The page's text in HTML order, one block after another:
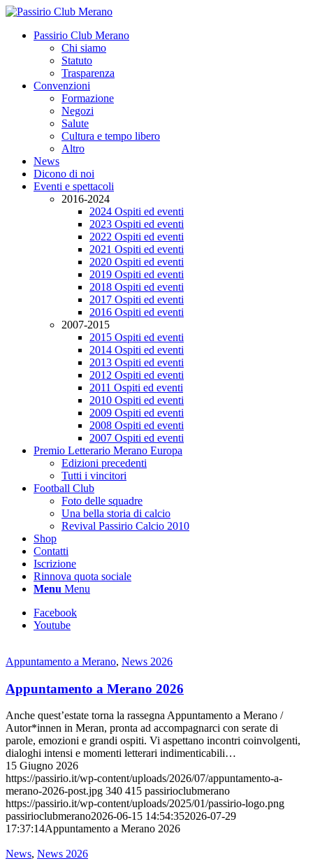
Passirio Club Merano
Chi siamo
Statuto
Trasparenza
Convenzioni
Formazione
Negozi
Salute
Cultura e tempo libero
Altro
News
Dicono di noi
Eventi e spettacoli
2016-2024
2024 Ospiti ed eventi
2023 Ospiti ed eventi
2022 Ospiti ed eventi
2021 Ospiti ed eventi
2020 Ospiti ed eventi
2019 Ospiti ed eventi
2018 Ospiti ed eventi
2017 Ospiti ed eventi
2016 Ospiti ed eventi
2007-2015
2015 Ospiti ed eventi
2014 Ospiti ed eventi
2013 Ospiti ed eventi
2012 Ospiti ed eventi
2011 Ospiti ed eventi
2010 Ospiti ed eventi
2009 Ospiti ed eventi
2008 Ospiti ed eventi
2007 Ospiti ed eventi
Premio Letterario Merano Europa
Edizioni precedenti
Tutti i vincitori
Football Club
Foto delle squadre
Una bella storia di calcio
Revival Passirio Calcio 2010
Shop
Contatti
Iscrizione
Rinnova quota sociale
Menu Menu
Facebook
Youtube
Appuntamento a Merano, News 2026
Appuntamento a Merano 2026
Anche quest’estate torna la rassegna Appuntamento a Merano /
Autor*innen in Meran, pronta ad accompagnarci con serate di
parole, emozioni e grandi ospiti. Vi aspettano incontri coinvolgenti,
dialoghi intensi e momenti letterari indimenticabili…
15 Giugno 2026
https://passirio.it/wp-content/uploads/2026/07/appuntamento-a-
merano-2026-post.jpg 340 415 passirioclubmerano
https://passirio.it/wp-content/uploads/2025/01/passirio-logo.png
passirioclubmerano2026-06-15 14:54:352026-07-29
17:37:14Appuntamento a Merano 2026
News, News 2026